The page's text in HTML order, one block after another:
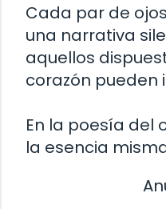
Cada par de
una narrativa
aquellos
corazón pueden
En la poesía del
la esencia